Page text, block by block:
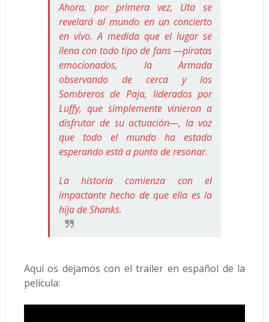
Ahora, por primera vez, Uta se
revelará al mundo en un concierto
en vivo. A medida que el lugar se
llena con todo tipo de fans —piratas
emocionados, la Armada
observando de cerca y los
Sombreros de Paja, liderados por
Luffy, que simplemente vinieron a
disfrutar de su actuación—, la voz
que todo el mundo ha estado
esperando está a punto de resonar.
La historia comienza con el
impactante hecho de que ella es la
hija de Shanks.
Aquí os dejamos con el trailer en español de la
película: